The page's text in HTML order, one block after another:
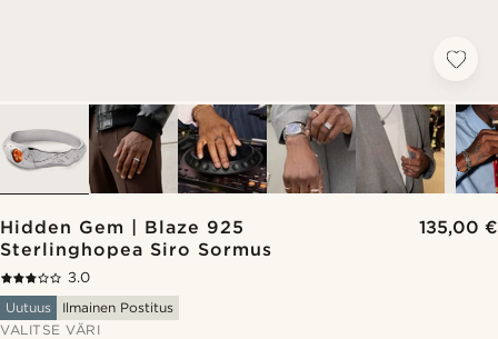
Hidden Gem | Blaze 925
Sterlinghopea Siro Sormus
135,00 €
3.0
Uutuus
Ilmainen Postitus
VALITSE VÄRI